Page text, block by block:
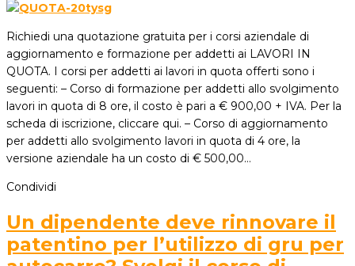
Richiedi una quotazione gratuita per i corsi aziendale di
aggiornamento e formazione per addetti ai LAVORI IN
QUOTA. I corsi per addetti ai lavori in quota offerti sono i
seguenti: – Corso di formazione per addetti allo svolgimento
lavori in quota di 8 ore, il costo è pari a € 900,00 + IVA. Per la
scheda di iscrizione, cliccare qui. – Corso di aggiornamento
per addetti allo svolgimento lavori in quota di 4 ore, la
versione aziendale ha un costo di € 500,00…
Condividi
Un dipendente deve rinnovare il
patentino per l’utilizzo di gru per